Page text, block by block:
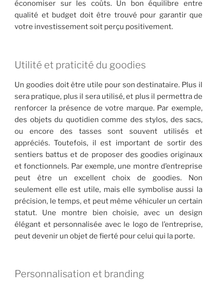
économiser sur les coûts. Un bon équilibre entre
qualité et budget doit être trouvé pour garantir que
votre investissement soit perçu positivement.
Utilité et praticité du goodies
Un goodies doit être utile pour son destinataire. Plus il
sera pratique, plus il sera utilisé, et plus il permettra de
renforcer la présence de votre marque. Par exemple,
des objets du quotidien comme des stylos, des sacs,
ou encore des tasses sont souvent utilisés et
appréciés. Toutefois, il est important de sortir des
sentiers battus et de proposer des goodies originaux
et fonctionnels. Par exemple, une montre d’entreprise
peut être un excellent choix de goodies. Non
seulement elle est utile, mais elle symbolise aussi la
précision, le temps, et peut même véhiculer un certain
statut. Une montre bien choisie, avec un design
élégant et personnalisée avec le logo de l’entreprise,
peut devenir un objet de fierté pour celui qui la porte.
Personnalisation et branding